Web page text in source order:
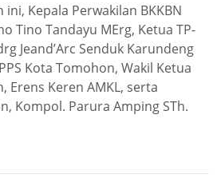
Kepala Perwakilan BKKBN
Tino Tandayu MErg, Ketua TP-
Jeand’Arc Senduk Karundeng
Kota Tomohon, Wakil Ketua
Erens Keren AMKL, serta
Kompol. Parura Amping STh.